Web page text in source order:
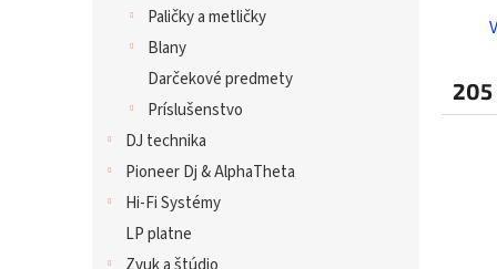
Paličky a metličky
Blany
Darčekové predmety
Príslušenstvo
DJ technika
Pioneer Dj & AlphaTheta
Hi-Fi Systémy
LP platne
205